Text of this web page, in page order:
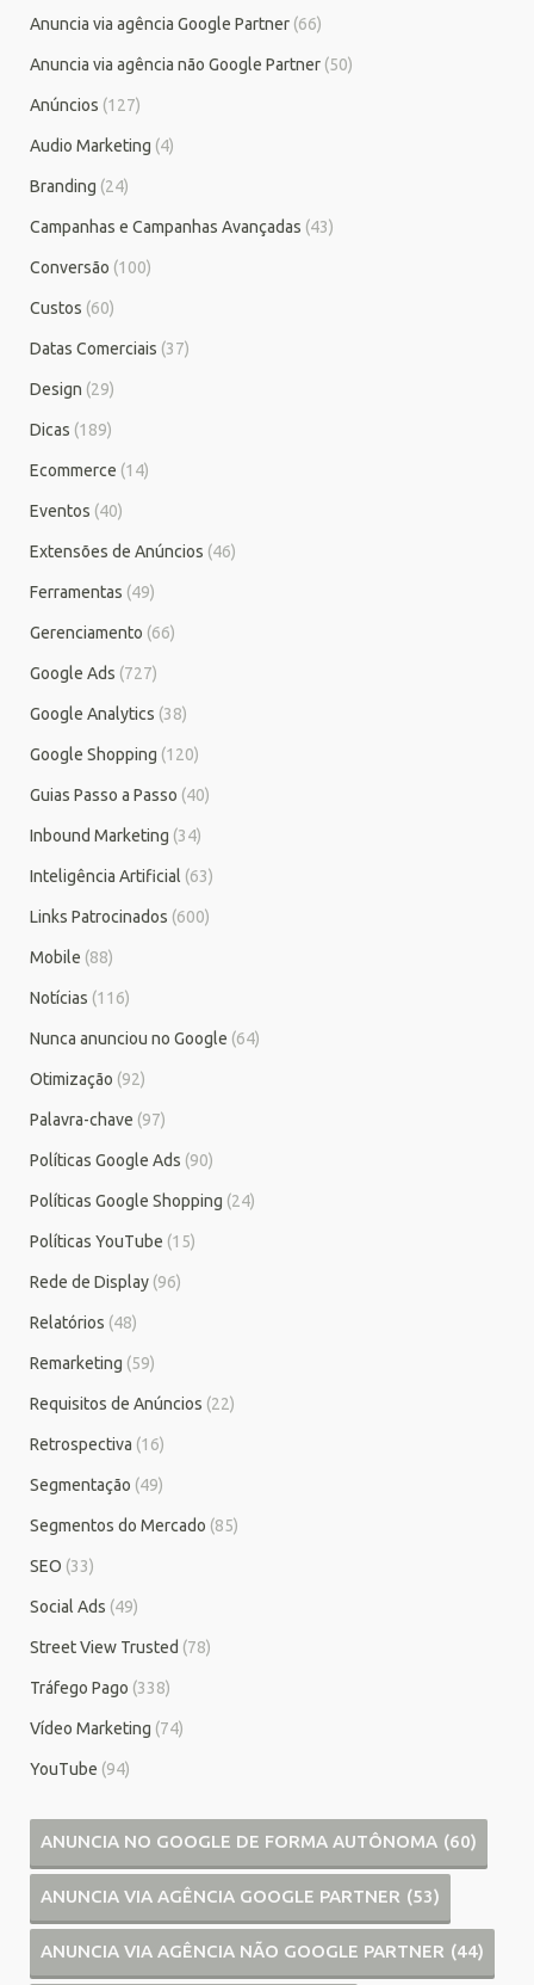
Anuncia via agência Google Partner (66)
Anuncia via agência não Google Partner (50)
Anúncios (127)
Audio Marketing (4)
Branding (24)
Campanhas e Campanhas Avançadas (43)
Conversão (100)
Custos (60)
Datas Comerciais (37)
Design (29)
Dicas (189)
Ecommerce (14)
Eventos (40)
Extensões de Anúncios (46)
Ferramentas (49)
Gerenciamento (66)
Google Ads (727)
Google Analytics (38)
Google Shopping (120)
Guias Passo a Passo (40)
Inbound Marketing (34)
Inteligência Artificial (63)
Links Patrocinados (600)
Mobile (88)
Notícias (116)
Nunca anunciou no Google (64)
Otimização (92)
Palavra-chave (97)
Políticas Google Ads (90)
Políticas Google Shopping (24)
Políticas YouTube (15)
Rede de Display (96)
Relatórios (48)
Remarketing (59)
Requisitos de Anúncios (22)
Retrospectiva (16)
Segmentação (49)
Segmentos do Mercado (85)
SEO (33)
Social Ads (49)
Street View Trusted (78)
Tráfego Pago (338)
Vídeo Marketing (74)
YouTube (94)
ANUNCIA NO GOOGLE DE FORMA AUTÔNOMA (60)
ANUNCIA VIA AGÊNCIA GOOGLE PARTNER (53)
ANUNCIA VIA AGÊNCIA NÃO GOOGLE PARTNER (44)